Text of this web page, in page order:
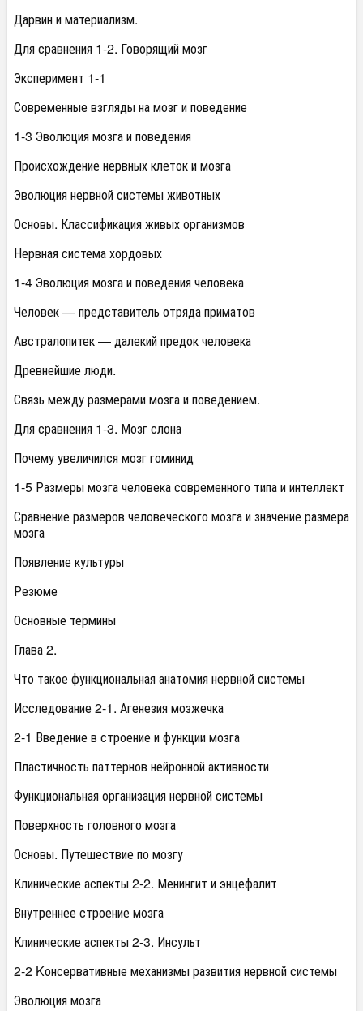
Дарвин и материализм.
Для сравнения 1-2. Говорящий мозг
Эксперимент 1-1
Современные взгляды на мозг и поведение
1-3 Эволюция мозга и поведения
Происхождение нервных клеток и мозга
Эволюция нервной системы животных
Основы. Классификация живых организмов
Нервная система хордовых
1-4 Эволюция мозга и поведения человека
Человек — представитель отряда приматов
Австралопитек — далекий предок человека
Древнейшие люди.
Связь между размерами мозга и поведением.
Для сравнения 1-3. Мозг слона
Почему увеличился мозг гоминид
1-5 Размеры мозга человека современного типа и интеллект
Сравнение размеров человеческого мозга и значение размера
мозга
Появление культуры
Резюме
Основные термины
Глава 2.
Что такое функциональная анатомия нервной системы
Исследование 2-1. Агенезия мозжечка
2-1 Введение в строение и функции мозга
Пластичность паттернов нейронной активности
Функциональная организация нервной системы
Поверхность головного мозга
Основы. Путешествие по мозгу
Клинические аспекты 2-2. Менингит и энцефалит
Внутреннее строение мозга
Клинические аспекты 2-3. Инсульт
2-2 Kонсервативные механизмы развития нервной системы
Эволюция мозга